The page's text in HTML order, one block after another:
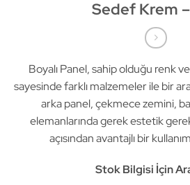
Sedef Krem
Boyalı Panel, sahip olduğu renk
sayesinde farklı malzemeler ile bir
arka panel, çekmece zemini,
elemanlarında gerek estetik
açısından avantajlı bir
Stok Bilgisi İçin